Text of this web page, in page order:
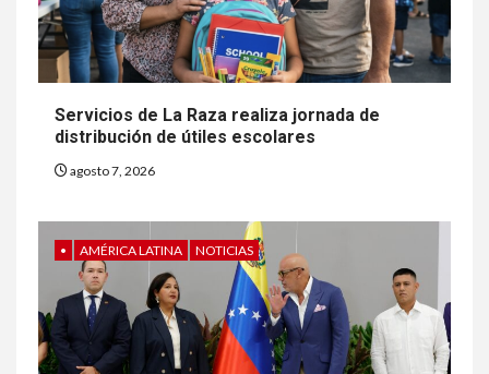
Servicios de La Raza realiza jornada de
distribución de útiles escolares
agosto 7, 2026
• AMÉRICA LATINA NOTICIAS